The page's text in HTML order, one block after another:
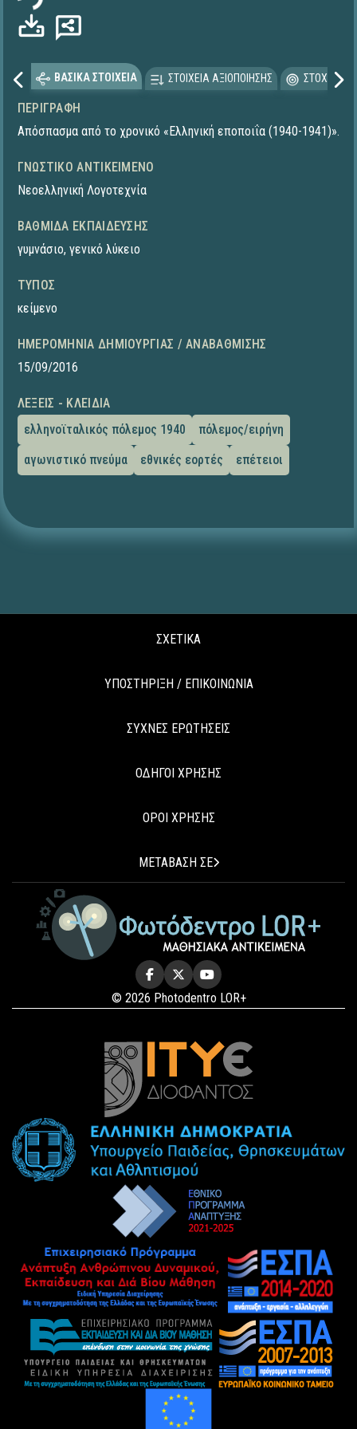
ΒΑΣΙΚΑ ΣΤΟΙΧΕΙΑ ΣΤΟΙΧΕΙΑ ΑΞΙΟΠΟΙΗΣΗΣ
ΠΕΡΙΓΡΑΦΉ
Απόσπασμα από το χρονικό «Ελληνική εποποιΐα (1940-1941)».
ΓΝΩΣΤΙΚΌ ΑΝΤΙΚΕΊΜΕΝΟ
Νεοελληνική Λογοτεχνία
ΒΑΘΜΊΔΑ ΕΚΠΑΊΔΕΥΣΗΣ
γυμνάσιο, γενικό λύκειο
ΤΎΠΟΣ
κείμενο
ΗΜΕΡΟΜΗΝΊΑ ΔΗΜΙΟΥΡΓΊΑΣ / ΑΝΑΒΆΘΜΙΣΗΣ
15/09/2016
ΛΈΞΕΙΣ - ΚΛΕΙΔΙΆ
ελληνοϊταλικός πόλεμος 1940
πόλεμος/ειρήνη
αγωνιστικό πνεύμα
εθνικές εορτές επέτειοι
ΣΧΕΤΙΚΑ
ΥΠΟΣΤΗΡΙΞΗ / ΕΠΙΚΟΙΝΩΝΙΑ
ΣΥΧΝΕΣ ΕΡΩΤΗΣΕΙΣ
ΟΔΗΓΟΙ ΧΡΗΣΗΣ
ΟΡΟΙ ΧΡΗΣΗΣ
ΜΕΤΑΒΑΣΗ ΣΕ
© 2026 Photodentro LOR+